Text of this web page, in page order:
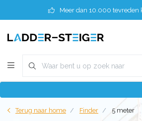
Meer dan 10.000 tevreden
Terug naar home Finder 5 meter